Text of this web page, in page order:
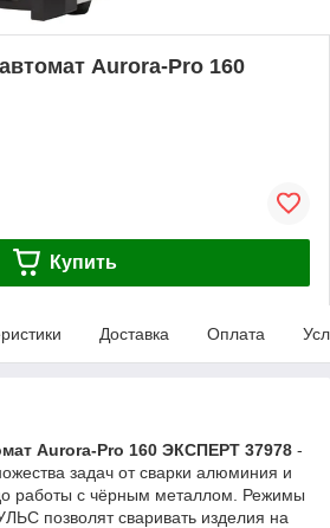
Aurora-Pro 160
Купить
Доставка Оплата
Aurora-Pro 160 ЭКСПЕРТ 37978 -
задач от сварки алюминия и
работы с чёрным металлом. Режимы
позволят сваривать изделия на